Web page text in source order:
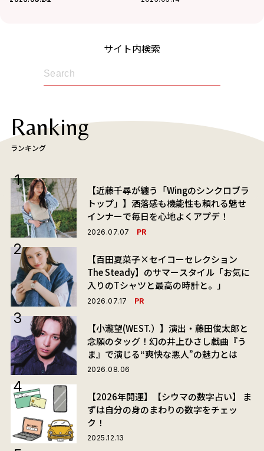
サイト内検索
Ranking
ランキング
【近藤千尋が纏う「Wingのシンクロブラ
トップ」】洒落感も機能性も頼れる魅せ
インナーで毎日を心地よくアプデ！
2026.07.07 PR
【百田夏菜子×セイコーセレクション
The Steady】のサマースタイル「お気に
入りのTシャツと最高の時計と。」
2026.07.17 PR
【小瀧望(WEST.）】演出・藤田俊太郎と
念願のタッグ！幻の井上ひさし戯曲『う
ま』で演じる“爽快な悪人”の魅力とは
2026.08.06
【2026年開運】【シウマの数字占い】 ま
ずは自分の身のまわりの数字をチェッ
ク！
2025.12.13